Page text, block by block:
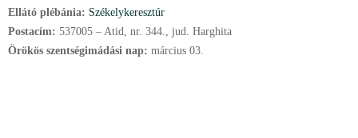
Ellátó plébánia: Székelykeresztúr
Postacím: 537005 – Atid, nr. 344., jud. Harghita
Örökös szentségimádási nap: március 03.